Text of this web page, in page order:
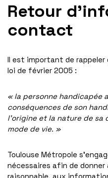
Retour
contact
Il est important de rappeler
loi de février 2005 :
« la personne handicapée
conséquences de son
l’origine et la nature de sa
mode de vie. »
Toulouse Métropole
nécessaires afin de donner